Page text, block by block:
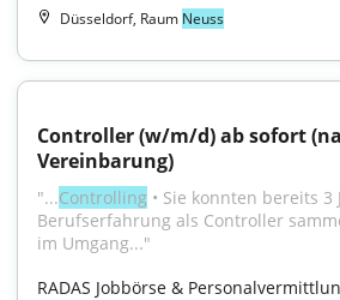
Düsseldorf, Raum Neuss
Controller (w/m/d) ab sofort
Vereinbarung)
"...Controlling • Sie konnten bereits 3
Berufserfahrung als Controller
im Umgang..."
RADAS Jobbörse &